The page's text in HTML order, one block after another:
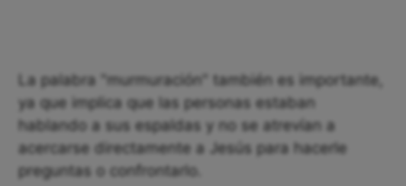
La palabra "murmuración" también es importante,
ya que implica que las personas estaban
hablando a sus espaldas y no se atrevían a
acercarse directamente a Jesús para hacerle
preguntas o confrontarlo.